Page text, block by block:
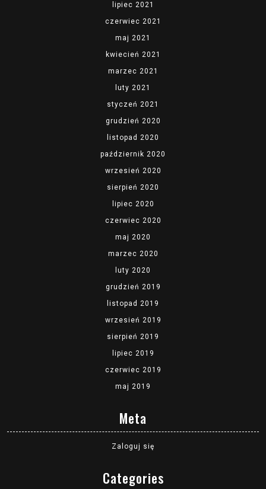
lipiec 2021
czerwiec 2021
maj 2021
kwiecień 2021
marzec 2021
luty 2021
styczeń 2021
grudzień 2020
listopad 2020
październik 2020
wrzesień 2020
sierpień 2020
lipiec 2020
czerwiec 2020
maj 2020
marzec 2020
luty 2020
grudzień 2019
listopad 2019
wrzesień 2019
sierpień 2019
lipiec 2019
czerwiec 2019
maj 2019
Meta
Zaloguj się
Categories